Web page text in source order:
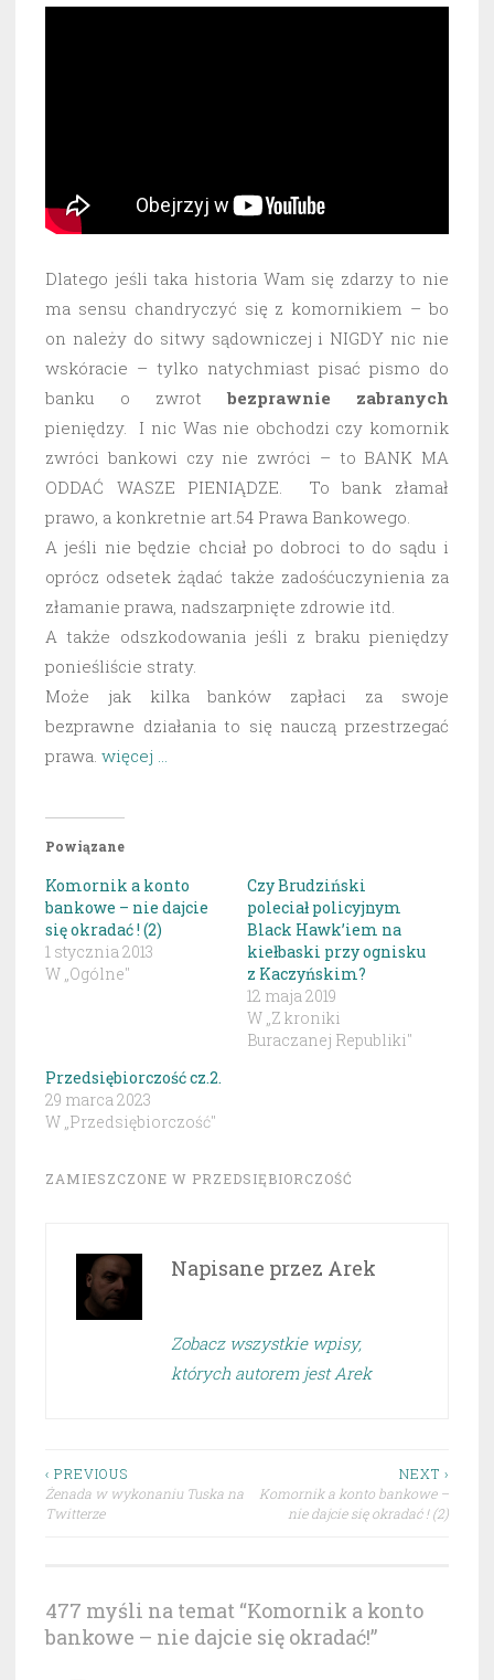
Dlatego jeśli taka historia Wam się zdarzy to nie
ma sensu chandryczyć się z komornikiem – bo
on należy do sitwy sądowniczej i NIGDY nic nie
wskóracie – tylko natychmiast pisać pismo do
banku o zwrot bezprawnie
zabranych
pieniędzy. I nic Was nie obchodzi czy komornik
zwróci bankowi czy nie zwróci – to BANK MA
ODDAĆ WASZE PIENIĄDZE. To bank złamał
prawo, a konkretnie art.54 Prawa Bankowego.
A jeśli nie będzie chciał po dobroci to do sądu i
oprócz odsetek żądać także zadośćuczynienia za
złamanie prawa, nadszarpnięte zdrowie itd.
A także odszkodowania jeśli z braku pieniędzy
ponieśliście straty.
Może jak kilka banków zapłaci za swoje
bezprawne działania to się nauczą przestrzegać
prawa. więcej …
Powiązane
Komornik a konto
bankowe – nie dajcie
się okradać ! (2)
1 stycznia 2013
W „Ogólne"
Czy Brudziński
poleciał policyjnym
Black Hawk’iem na
kiełbaski przy ognisku
z Kaczyńskim?
12 maja 2019
W „Z kroniki
Buraczanej Republiki"
Przedsiębiorczość cz.2.
29 marca 2023
W „Przedsiębiorczość"
ZAMIESZCZONE W PRZEDSIĘBIORCZOŚĆ
Napisane przez Arek
Zobacz wszystkie wpisy,
których autorem jest Arek
Nawigacja
wpisu
‹ PREVIOUS
Żenada w wykonaniu Tuska na
Twitterze
NEXT ›
Komornik a konto bankowe –
nie dajcie się okradać ! (2)
477 myśli na temat “Komornik a konto
bankowe – nie dajcie się okradać!”